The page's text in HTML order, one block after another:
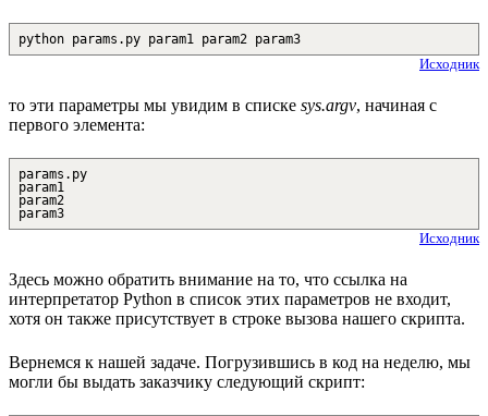
python params.py param1 param2 param3
Исходник
то эти параметры мы увидим в списке sys.argv, начиная с
первого элемента:
params.py
param1
param2
param3
Исходник
Здесь можно обратить внимание на то, что ссылка на
интерпретатор Python в список этих параметров не входит,
хотя он также присутствует в строке вызова нашего скрипта.
Вернемся к нашей задаче. Погрузившись в код на неделю, мы
могли бы выдать заказчику следующий скрипт: